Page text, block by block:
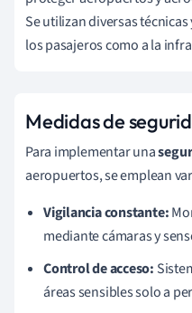
Se utilizan diversas
los pasajeros como a la
Medidas de
Para implementar una
aeropuertos, se emplean
Vigilancia constante:
mediante cámaras y
Control de acceso:
áreas sensibles solo a